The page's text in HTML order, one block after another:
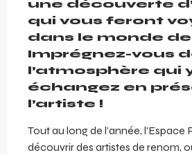
une découverte
qui vous feront
dans le monde de
Imprégnez-vous
l’atmosphère qui
échangez en
l’artiste !
Tout au long de l’année, l'Espace
découvrir des artistes de renom,